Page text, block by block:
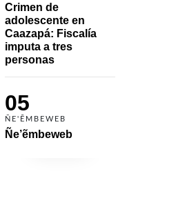
Crimen de
adolescente en
Caazapá: Fiscalía
imputa a tres
personas
05
ÑE'ẼMBEWEB
Ñe’ẽmbeweb